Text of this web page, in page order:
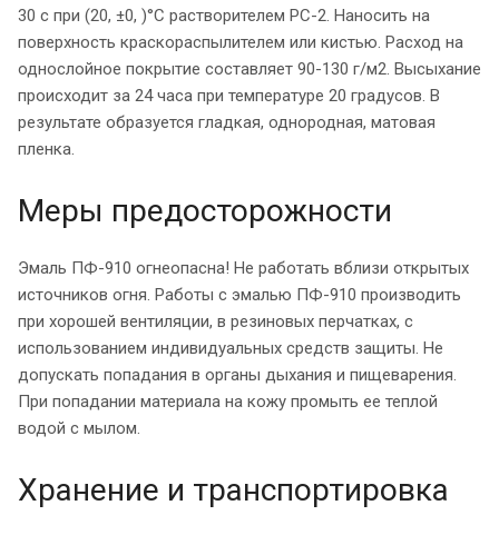
30 с при (20, ±0, )°С растворителем РС-2. Наносить на
поверхность краскораспылителем или кистью. Расход на
однослойное покрытие составляет 90-130 г/м2. Высыхание
происходит за 24 часа при температуре 20 градусов. В
результате образуется гладкая, однородная, матовая
пленка.
Меры предосторожности
Эмаль ПФ-910 огнеопасна! Не работать вблизи открытых
источников огня. Работы с эмалью ПФ-910 производить
при хорошей вентиляции, в резиновых перчатках, с
использованием индивидуальных средств защиты. Не
допускать попадания в органы дыхания и пищеварения.
При попадании материала на кожу промыть ее теплой
водой с мылом.
Хранение и транспортировка